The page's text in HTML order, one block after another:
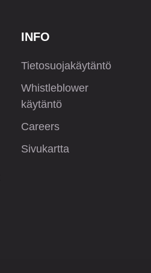
INFO
Tietosuojakäytäntö
Whistleblower
käytäntö
Careers
Sivukartta